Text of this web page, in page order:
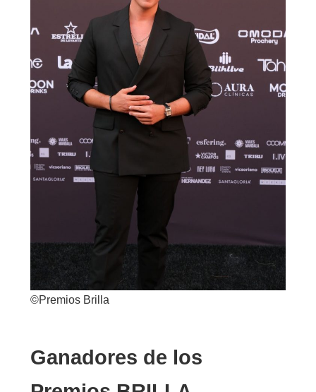
©Premios Brilla
Ganadores de los